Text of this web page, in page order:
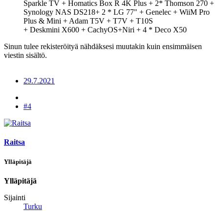
Sparkle TV + Homatics Box R 4K Plus + 2* Thomson 270 +
Synology NAS DS218+ 2 * LG 77" + Genelec + WiiM Pro
Plus & Mini + Adam T5V + T7V + T10S
+ Deskmini X600 + CachyOS+Niri + 4 * Deco X50
Sinun tulee rekisteröityä nähdäksesi muutakin kuin ensimmäisen
viestin sisältö.
29.7.2021
#4
Raitsa
Ylläpitäjä
Ylläpitäjä
Sijainti
Turku